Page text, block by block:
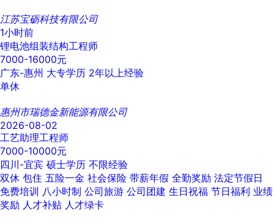
江苏宝砺科技有限公司
1小时前
锂电池组装结构工程师
7000-16000元
广东-惠州 大专学历 2年以上经验
单休
惠州市瑞德金新能源有限公司
2026-08-02
工艺助理工程师
7000-10000元
四川-宜宾 硕士学历 不限经验
双休 包住 五险一金 社会保险 带薪年假 全勤奖励 法定节假日
免费培训 八小时制 公司旅游 公司团建 生日祝福 节日福利 业绩
奖励 人才补贴 人才绿卡